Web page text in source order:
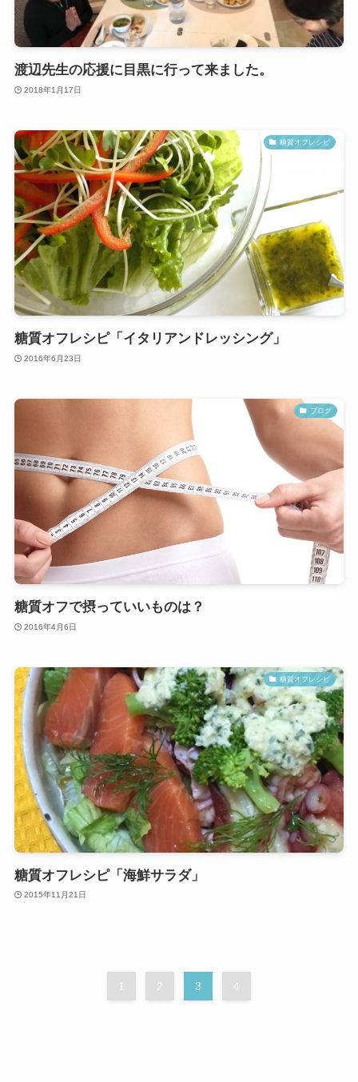
渡辺先生の応援に目黒に行って来ました。
2018年1月17日
糖質オフレシピ
糖質オフレシピ「イタリアンドレッシング」
2016年6月23日
ブログ
糖質オフで摂っていいものは？
2016年4月6日
糖質オフレシピ
糖質オフレシピ「海鮮サラダ」
2015年11月21日
1 2 3 4